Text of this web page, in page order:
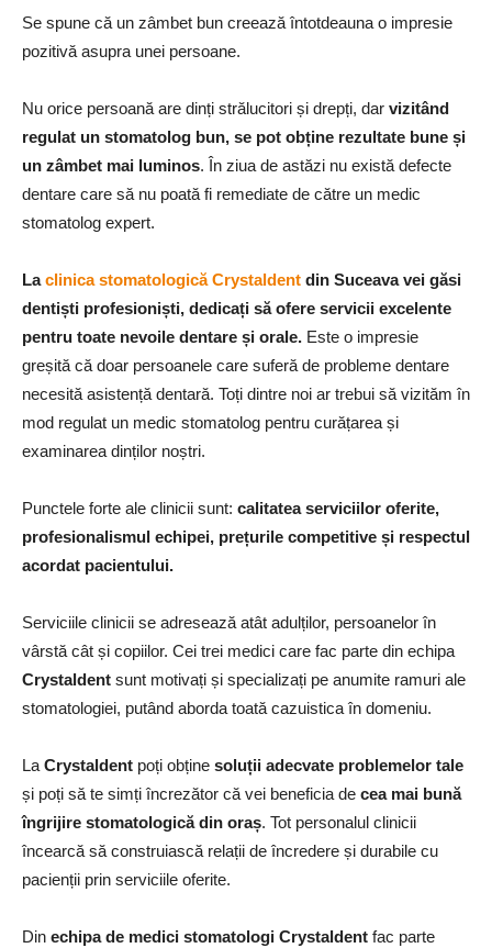
Se spune că un zâmbet bun creează întotdeauna o impresie
pozitivă asupra unei persoane.
Nu orice persoană are dinți strălucitori și drepți, dar vizitând
regulat un stomatolog bun, se pot obține rezultate bune și
un zâmbet mai luminos. În ziua de astăzi nu există defecte
dentare care să nu poată fi remediate de către un medic
stomatolog expert.
Laclinica stomatologică Crystaldent din Suceava vei găsi
dentiști profesioniști, dedicați să ofere servicii excelente
pentru toate nevoile dentare și orale. Este o impresie
greșită că doar persoanele care suferă de probleme dentare
necesită asistență dentară. Toți dintre noi ar trebui să vizităm în
mod regulat un medic stomatolog pentru curățarea și
examinarea dinților noștri.
Punctele forte ale clinicii sunt: calitatea serviciilor oferite,
profesionalismul echipei, prețurile competitive și respectul
acordat pacientului.
Serviciile clinicii se adresează atât adulților, persoanelor în
vârstă cât și copiilor. Cei trei medici care fac parte din echipa
Crystaldent sunt motivați și specializați pe anumite ramuri ale
stomatologiei, putând aborda toată cazuistica în domeniu.
La Crystaldent poți obține soluții adecvate problemelor tale
și poți să te simți încrezător că vei beneficia de cea mai bună
îngrijire stomatologică din oraș. Tot personalul clinicii
încearcă să construiască relații de încredere și durabile cu
pacienții prin serviciile oferite.
Din echipa de medici stomatologi Crystaldent fac parte